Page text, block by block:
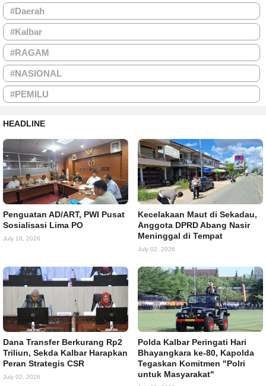
#Daerah
#Kalbar
#RAGAM
#NASIONAL
#PEMILU
HEADLINE
Penguatan AD/ART, PWI Pusat
Sosialisasi Lima PO
July 16, 2026
Kecelakaan Maut di Sekadau,
Anggota DPRD Abang Nasir
Meninggal di Tempat
July 02, 2026
Dana Transfer Berkurang Rp2
Triliun, Sekda Kalbar Harapkan
Peran Strategis CSR
July 02, 2026
Polda Kalbar Peringati Hari
Bhayangkara ke-80, Kapolda
Tegaskan Komitmen "Polri
untuk Masyarakat"